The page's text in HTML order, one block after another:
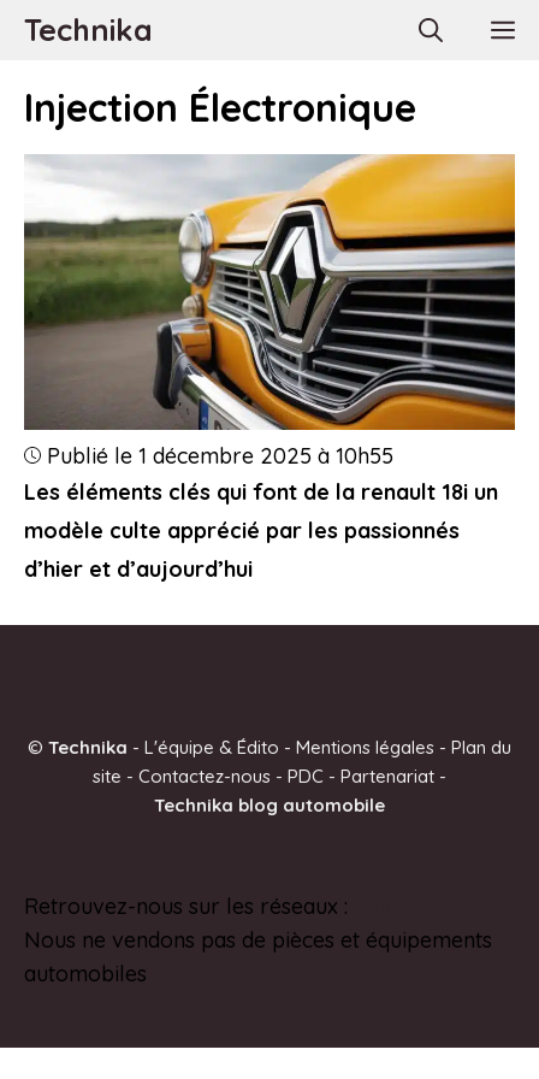
AllerTechnika
Injection Électronique
Les éléments clés qui font de la renault 18i un
modèle culte apprécié par les passionnés
d’hier et d’aujourd’hui
Publié le 1 décembre 2025 à 10h55
© Technika - L'équipe & Édito - Mentions légales - Plan du
site - Contactez-nous - PDC - Partenariat -
Technika blog automobile
Retrouvez-nous sur les réseaux :
Nous ne vendons pas de pièces et équipements
automobiles